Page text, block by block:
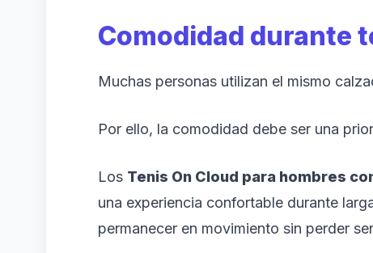
Comodidad durante
Muchas personas utilizan el mismo
Por ello, la comodidad debe ser una
Los Tenis On Cloud para hombres
una experiencia confortable durante
permanecer en movimiento sin perder